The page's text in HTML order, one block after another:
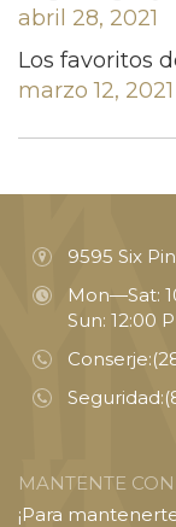
abril 28, 2021
Los favoritos
marzo 12, 2021
9595 Six
Mon—Sat:
Sun: 12:00
Conserje:
Seguridad:
MANTENTE
¡Para